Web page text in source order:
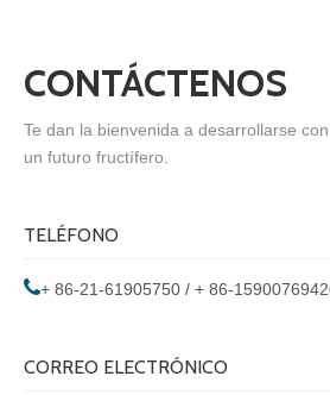
CONTÁCTENOS
Te dan la bienvenida a desarrollarse
un futuro fructífero.
TELÉFONO
+ 86-21-61905750 / + 86-
CORREO ELECTRÓNICO